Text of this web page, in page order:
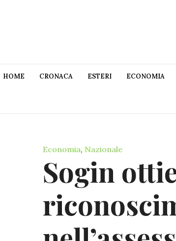
HOME CRONACA ESTERI ECONOMIA
Economia, Nazionale
Sogin